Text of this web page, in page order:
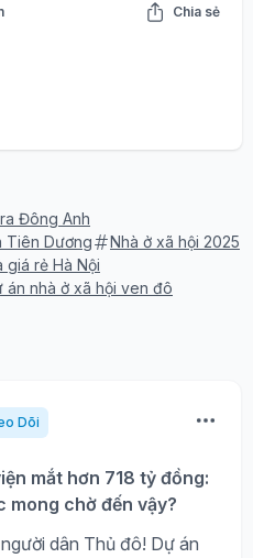
Chia sẻ
Đông Anh
Tiên Dương
Nhà ở xã hội 2025
giá rẻ Hà Nội
án nhà ở xã hội ven đô
Dõi
mắt hơn 718 tỷ đồng:
mong chờ đến vậy?
dân Thủ đô! Dự án